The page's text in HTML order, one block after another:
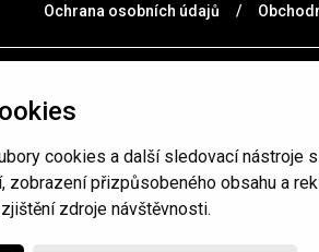
cookies a další sledovací nástroje
přizpůsobeného obsahu a
zdroje návštěvnosti.
Ochrana osobních údajů /